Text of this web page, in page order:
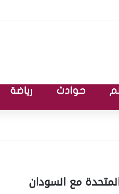
حوادث رياضة
مع السودان